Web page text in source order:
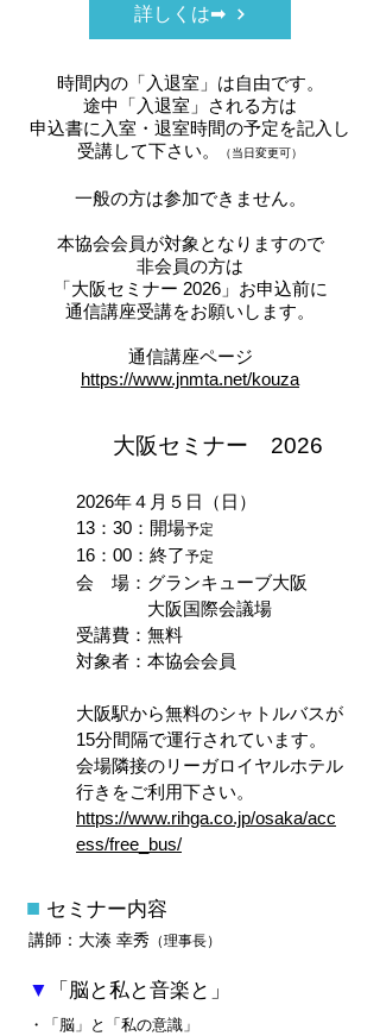
詳しくは➡
時間内の「入退室」は自由です。
途中「入退室」される方は
申込書に入室・退室時間の予定を記入し
受講して下さい。
（当日変更可）
一般の方は参加できません。
本協会会員が対象となりますので
非会員の方は
​「大阪セミナー 2026」お申込前に
通信講座受講をお願いします。
通信講座ページ
https://www.jnmta.net/kouza
大阪セミナー 2026
2026年４月５日（日）
13：30：開場予定
16：00：終了予定
会 場：グランキューブ大阪
大阪国際会議場
受講費：無料
対象者：本協会会員
​大阪駅から無料のシャトルバスが
15分間隔で運行されています。
会場隣接のリーガロイヤルホテル
​行きをご利用下さい。
https://www.rihga.co.jp/osaka/acc
ess/free_bus/
■ セミナー内容
講師：大湊 幸秀 （理事長）
▼ 「脳と私と音楽と」
・「脳」と「私の意識」